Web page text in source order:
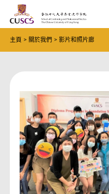
Skip to main content
The Chinese Univeristy of hong Kong
主頁 關於我們 影片和照片廊